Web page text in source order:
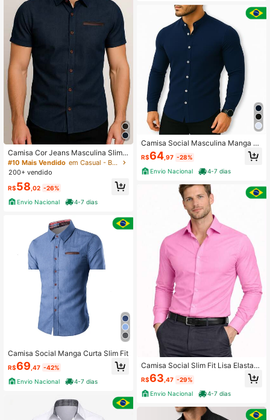
Camisa Cor Jeans Masculina Slim F
it Manga Curta Social Premium Con
forto e Elegância
#10 Mais Vendido
em Casual - Básico Camisas masculinas
200+ vendido
R$58 ,02 -26%
Envio Nacional
4-7 dias
Camisa Social Manga Curta Slim Fit
R$69 ,47 -42%
Envio Nacional
4-7 dias
Camisa Social Masculina Manga C
umprida Gola Padre Slim Premium
R$64 ,97 -28%
Envio Nacional
4-7 dias
Camisa Social Slim Fit Lisa Elastan
R$63 ,47 -29%
Envio Nacional
4-7 dias